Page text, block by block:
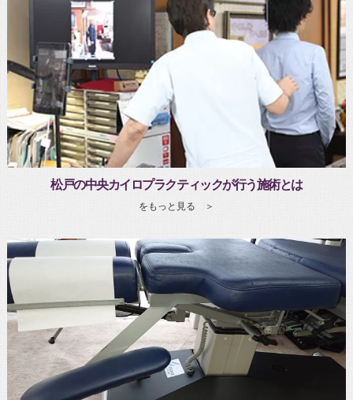
松戸の中央カイロプラクティックが行う施術とは
をもっと見る ＞